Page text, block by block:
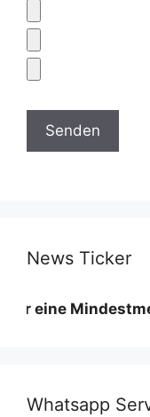
News Ticker
Whatsapp